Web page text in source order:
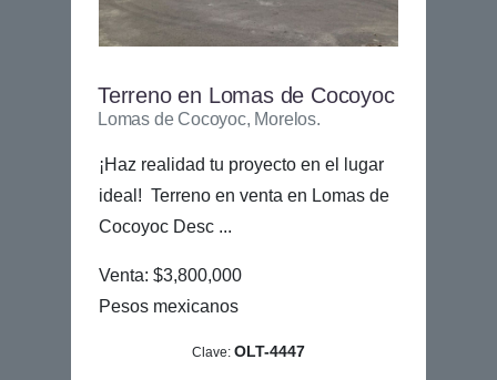
Terreno en Lomas de Cocoyoc
Lomas de Cocoyoc, Morelos.
¡Haz realidad tu proyecto en el lugar
ideal! Terreno en venta en Lomas de
Cocoyoc Desc ...
Venta: $3,800,000
Pesos mexicanos
Clave: OLT-4447